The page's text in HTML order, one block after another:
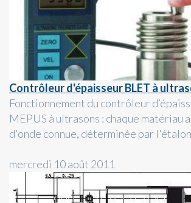
Contrôleur d'épaisseur BLET à
Fonctionnement du contrôleur
MEPUS à ultrasons : chaque matériau
d'onde connue, déterminée par
mercredi 10 août 2011